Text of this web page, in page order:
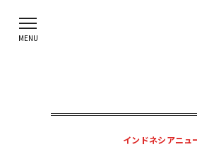
インドネシアニュ